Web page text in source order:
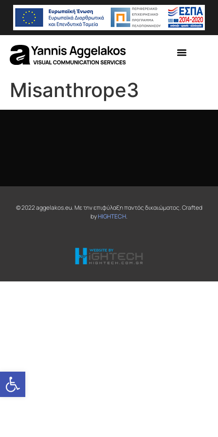
Ανοίξτε τη γραμμή εργαλείων
Misanthrope3
© 2022 aggelakos.eu. Με την επιφύλαξη παντός δικαιώματος. Crafted
byHIGHTECH.